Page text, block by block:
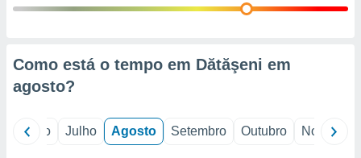
Como está o tempo em Dătăşeni em
agosto?
Junho Julho Agosto Setembro Outubro Novembro